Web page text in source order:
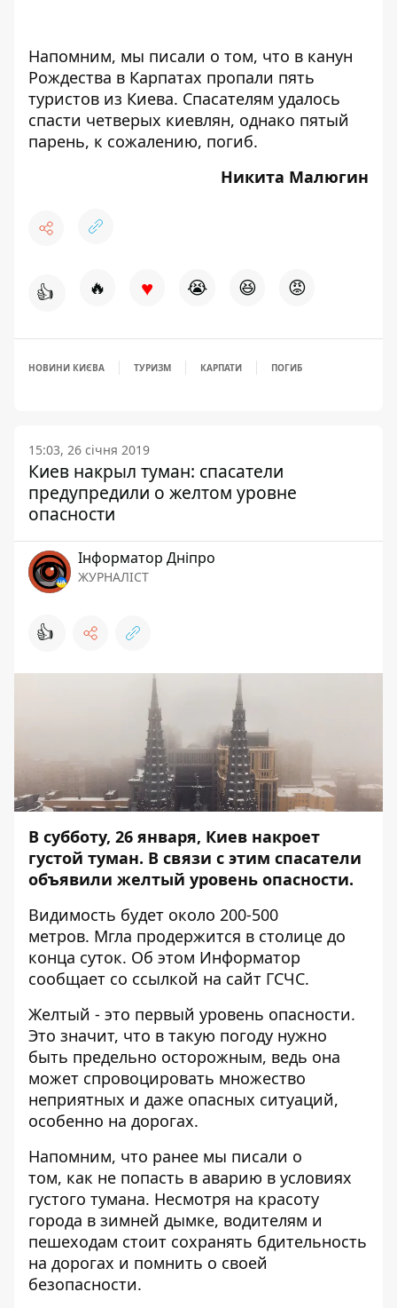
Напомним, мы писали о том, что в канун
Рождества в Карпатах пропали пять
туристов из Киева. Спасателям удалось
спасти четверых киевлян, однако пятый
парень, к сожалению, погиб.
Никита Малюгин
👍 🔥 ♥ 😭 😆 😡
НОВИНИ КИЄВА ТУРИЗМ КАРПАТИ ПОГИБ
15:03, 26 січня 2019
Киев накрыл туман: спасатели
предупредили о желтом уровне
опасности
Інформатор Дніпро
ЖУРНАЛІСТ
👍
В субботу, 26 января, Киев накроет
густой туман. В связи с этим спасатели
объявили желтый уровень опасности.
Видимость будет около 200-500
метров. Мгла продержится в столице до
конца суток. Об этом Информатор
сообщает со ссылкой на сайт ГСЧС.
Желтый - это первый уровень опасности.
Это значит, что в такую погоду нужно
быть предельно осторожным, ведь она
может спровоцировать множество
неприятных и даже опасных ситуаций,
особенно на дорогах.
Напомним, что ранее мы писали о
том, как не попасть в аварию в условиях
густого тумана. Несмотря на красоту
города в зимней дымке, водителям и
пешеходам стоит сохранять бдительность
на дорогах и помнить о своей
безопасности.